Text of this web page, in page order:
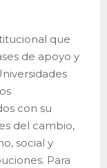
que
de apoyo y
con su
del cambio,
social y
Para